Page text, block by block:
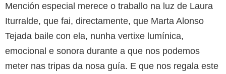
Mención especial merece o traballo na luz de Laura
Iturralde, que fai, directamente, que Marta Alonso
Tejada baile con ela, nunha vertixe lumínica,
emocional e sonora durante a que nos podemos
meter nas tripas da nosa guía. E que nos regala este